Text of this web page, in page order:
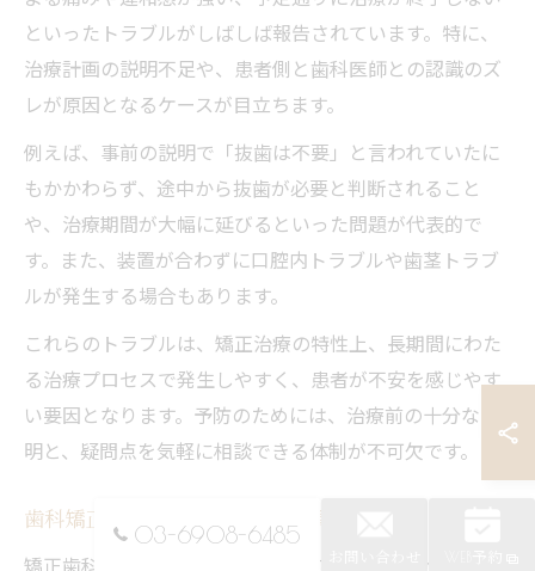
といったトラブルがしばしば報告されています。特に、
治療計画の説明不足や、患者側と歯科医師との認識のズ
レが原因となるケースが目立ちます。
例えば、事前の説明で「抜歯は不要」と言われていたに
もかかわらず、途中から抜歯が必要と判断されること
や、治療期間が大幅に延びるといった問題が代表的で
す。また、装置が合わずに口腔内トラブルや歯茎トラブ
ルが発生する場合もあります。
これらのトラブルは、矯正治療の特性上、長期間にわた
る治療プロセスで発生しやすく、患者が不安を感じやす
い要因となります。予防のためには、治療前の十分な説
明と、疑問点を気軽に相談できる体制が不可欠です。
歯科矯正トラブルを未然に防ぐ具体策
矯正歯科でのトラブルを防ぐためには、いくつかの具体
03-6908-6485